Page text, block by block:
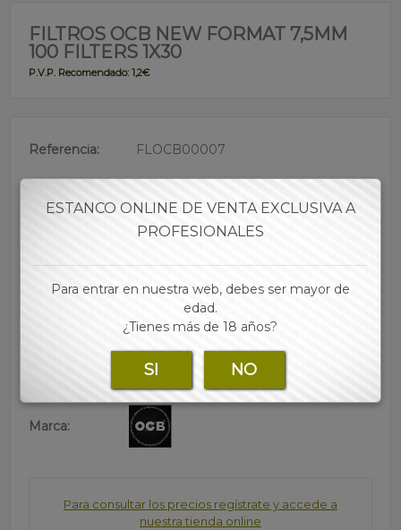
FILTROS OCB NEW FORMAT 7,5MM
100 FILTERS 1X30
P.V.P. Recomendado: 1,2€
Referencia: FLOCB00007
• Nuevo Formato Regular de 7,5 mm
• Bolsa hermética y con cierre Zip
una)
• Cada cajón 8 estuches
• Las mejores marcas de papel, tubos, filtros y
accesorios para tu estanco lo encontraras en nuestra
Marca:
Para consultar los precios regístrate y accede a
nuestra tienda online
ESTANCO ONLINE DE VENTA EXCLUSIVA A
PROFESIONALES
Para entrar en nuestra web, debes ser mayor de
edad.
¿Tienes más de 18 años?
SI NO